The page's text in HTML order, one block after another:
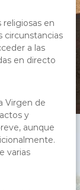
en
circunstancias
a las
en directo
Virgen de
y
aunque
varias